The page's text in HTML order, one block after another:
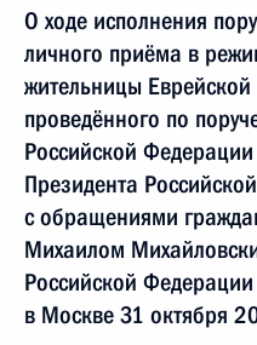
О ходе исполнения
личного приёма в
жительницы
проведённого по
Российской
Президента
с обращениями
Михаилом
Российской
в Москве 31 октября